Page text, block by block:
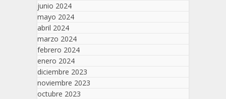
junio 2024
mayo 2024
abril 2024
marzo 2024
febrero 2024
enero 2024
diciembre 2023
noviembre 2023
octubre 2023